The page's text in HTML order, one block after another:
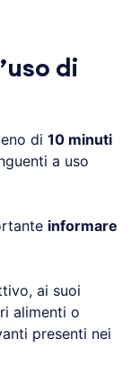
di
di 10 minuti
a uso
informare
ai suoi
alimenti o
presenti nei